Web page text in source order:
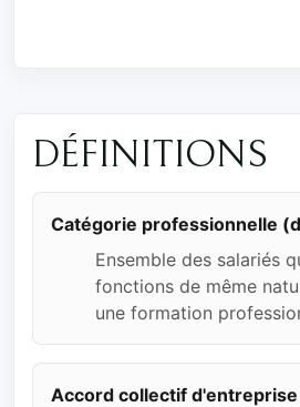
DÉFINITIONS
Catégorie professionnelle
Ensemble des salariés
fonctions de même
une formation
Accord collectif d'entreprise